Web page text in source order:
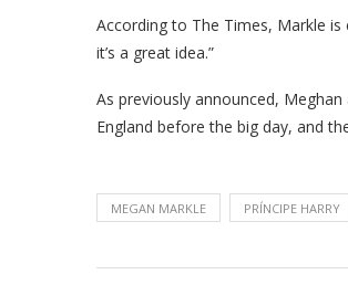
According to The Times, Markle is
it’s a great idea.”
As previously announced,
England before the big day, and
MEGAN MARKLE PRÍNCIPE HARRY